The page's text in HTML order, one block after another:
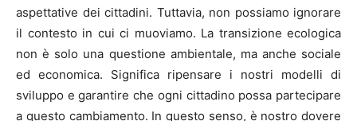
aspettative dei cittadini. Tuttavia, non possiamo ignorare
il contesto in cui ci muoviamo. La transizione ecologica
non è solo una questione ambientale, ma anche sociale
ed economica. Significa ripensare i nostri modelli di
sviluppo e garantire che ogni cittadino possa partecipare
a questo cambiamento. In questo senso, è nostro dovere